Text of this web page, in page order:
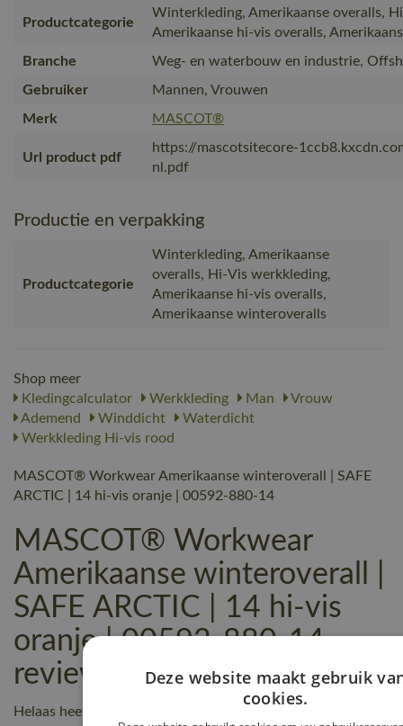
Productcategorie
Winterkleding, Amerikaanse overalls,
Amerikaanse hi-vis overalls,
Branche
Weg- en waterbouw en industrie,
Gebruiker
Mannen, Vrouwen
Merk
MASCOT®
Url product pdf
https://mascotsitecore-
nl.pdf
Productie en verpakking
Productcategorie
Winterkleding, Amerikaanse
overalls, Hi-Vis werkkleding,
Amerikaanse hi-vis overalls,
Amerikaanse winteroveralls
Shop meer
Kledingcalculator
Werkkleding Man
Vrouw
Ademend
Winddicht
Waterdicht
Werkkleding Hi-vis rood
MASCOT® Workwear Amerikaanse winteroverall | SAFE
ARCTIC | 14 hi-vis oranje | 00592-880-14
MASCOT® Workwear
Amerikaanse winteroverall |
SAFE ARCTIC | 14 hi-vis
oranje | 00592-880-14
reviews
Helaas heeft nog niemand een beoordeling geschreven over
Deze website maakt gebruik
cookies.